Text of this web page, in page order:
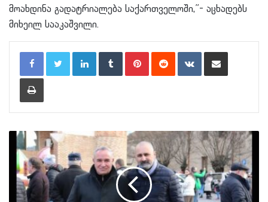
მოახდინა გადატრიალება საქართველოში,”- აცხადებს
მიხეილ სააკაშვილი.
LinkedInTumblr PinterestReddit VKontakteShare via Email
Print